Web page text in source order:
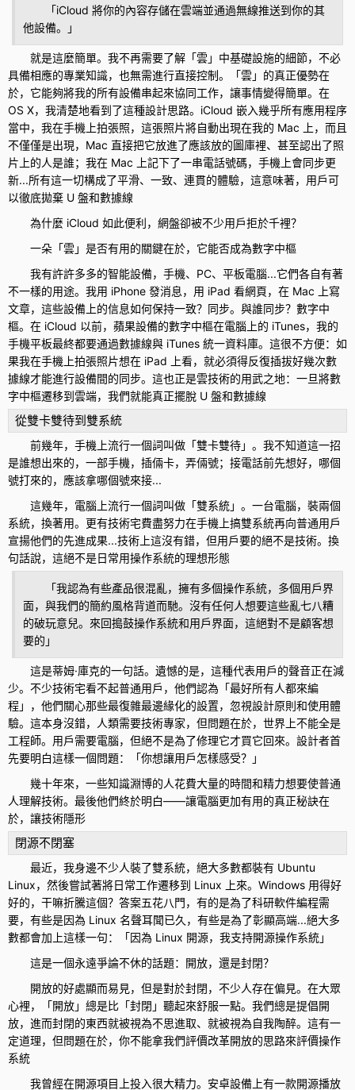
「iCloud 將你的內容存儲在雲端並通過無線推送到你的其
他設備。」
就是這麼簡單。我不再需要了解「雲」中基礎設施的細節，不必
具備相應的專業知識，也無需進行直接控制。「雲」的真正優勢在
於，它能夠將我的所有設備串起來協同工作，讓事情變得簡單。在
OS X，我清楚地看到了這種設計思路。iCloud 嵌入幾乎所有應用程序
當中，我在手機上拍張照，這張照片將自動出現在我的 Mac 上，而且
不僅僅是出現，Mac 直接把它放進了應該放的圖庫裡、甚至認出了照
片上的人是誰；我在 Mac 上記下了一串電話號碼，手機上會同步更
新...所有這一切構成了平滑、一致、連貫的體驗，這意味著，用戶可
以徹底拋棄 U 盤和數據線
為什麼 iCloud 如此便利，網盤卻被不少用戶拒於千裡？
一朵「雲」是否有用的關鍵在於，它能否成為數字中樞
我有許許多多的智能設備，手機、PC、平板電腦...它們各自有著
不一樣的用途。我用 iPhone 發消息，用 iPad 看網頁，在 Mac 上寫
文章，這些設備上的信息如何保持一致？同步。與誰同步？數字中
樞。在 iCloud 以前，蘋果設備的數字中樞在電腦上的 iTunes，我的
手機平板最終都要通過數據線與 iTunes 統一資料庫。這很不方便：如
果我在手機上拍張照片想在 iPad 上看，就必須得反復插拔好幾次數
據線才能進行設備間的同步。這也正是雲技術的用武之地：一旦將數
字中樞遷移到雲端，我們就能真正擺脫 U 盤和數據線
從雙卡雙待到雙系統
前幾年，手機上流行一個詞叫做「雙卡雙待」。我不知道這一招
是誰想出來的，一部手機，插倆卡，弄倆號；接電話前先想好，哪個
號打來的，應該拿哪個號來接...
這幾年，電腦上流行一個詞叫做「雙系統」。一台電腦，裝兩個
系統，換著用。更有技術宅費盡努力在手機上搞雙系統再向普通用戶
宣揚他們的先進成果...技術上這沒有錯，但用戶要的絕不是技術。換
句話說，這絕不是日常用操作系統的理想形態
「我認為有些產品很混亂，擁有多個操作系統，多個用戶界
面，與我們的簡約風格背道而馳。沒有任何人想要這些亂七八糟
的破玩意兒。來回搗鼓操作系統和用戶界面，這絕對不是顧客想
要的」
這是蒂姆·庫克的一句話。遺憾的是，這種代表用戶的聲音正在減
少。不少技術宅看不起普通用戶，他們認為「最好所有人都來編
程」，他們關心那些最復雜最邊緣化的設置，忽視設計原則和使用體
驗。這本身沒錯，人類需要技術專家，但問題在於，世界上不能全是
工程師。用戶需要電腦，但絕不是為了修理它才買它回來。設計者首
先要明白這樣一個問題：「你想讓用戶怎樣感受？」
幾十年來，一些知識淵博的人花費大量的時間和精力想要使普通
人理解技術。最後他們終於明白——讓電腦更加有用的真正秘訣在
於，讓技術隱形
閉源不閉塞
最近，我身邊不少人裝了雙系統，絕大多數都裝有 Ubuntu
Linux，然後嘗試著將日常工作遷移到 Linux 上來。Windows 用得好
好的，干嘛折騰這個？答案五花八門，有的是為了科研軟件編程需
要，有些是因為 Linux 名聲耳聞已久，有些是為了彰顯高端...絕大多
數都會加上這樣一句：「因為 Linux 開源，我支持開源操作系統」
這是一個永遠爭論不休的話題：開放，還是封閉？
開放的好處顯而易見，但是對於封閉，不少人存在偏見。在大眾
心裡，「開放」總是比「封閉」聽起來舒服一點。我們總是提倡開
放，進而封閉的東西就被視為不思進取、就被視為自我陶醉。這有一
定道理，但問題在於，你不能拿我們評價改革開放的思路來評價操作
系統
我曾經在開源項目上投入很大精力。安卓設備上有一款開源播放